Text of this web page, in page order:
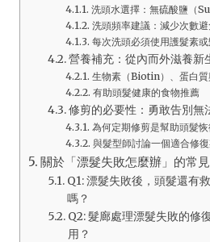
洗頭水選擇：無硫酸鹽（
洗頭頻率建議：減少次數
每次洗頭必須使用護髮素
營養補充：從內而外滋養新
生物素（Biotin）、蛋白質
有助頭髮健康的食物推薦
修剪的必要性：勇敢告別無
為何定期修剪是幫助頭髮恢
與髮型師討論一個適合修
關於「漂髮失敗怎麼辦」的常
Q1: 漂髮失敗後，頭髮還有
嗎？
Q2: 髮廊處理漂髮失敗的修
用？